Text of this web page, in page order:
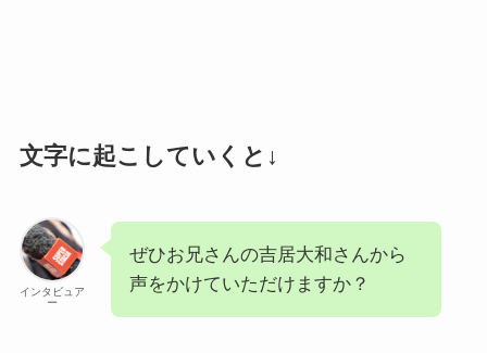
文字に起こしていくと↓
インタビュア
ー
ぜひお兄さんの吉居大和さんから
声をかけていただけますか？